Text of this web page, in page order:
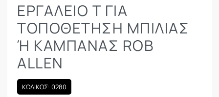
ΕΡΓΑΛΕΊΟ Τ ΓΙΑ
ΤΟΠΟΘΈΤΗΣΗ ΜΠΊΛΙΑΣ
Ή ΚΑΜΠΆΝΑΣ ROB A
LLEN
ΚΩΔΙΚΟΣ: 0280